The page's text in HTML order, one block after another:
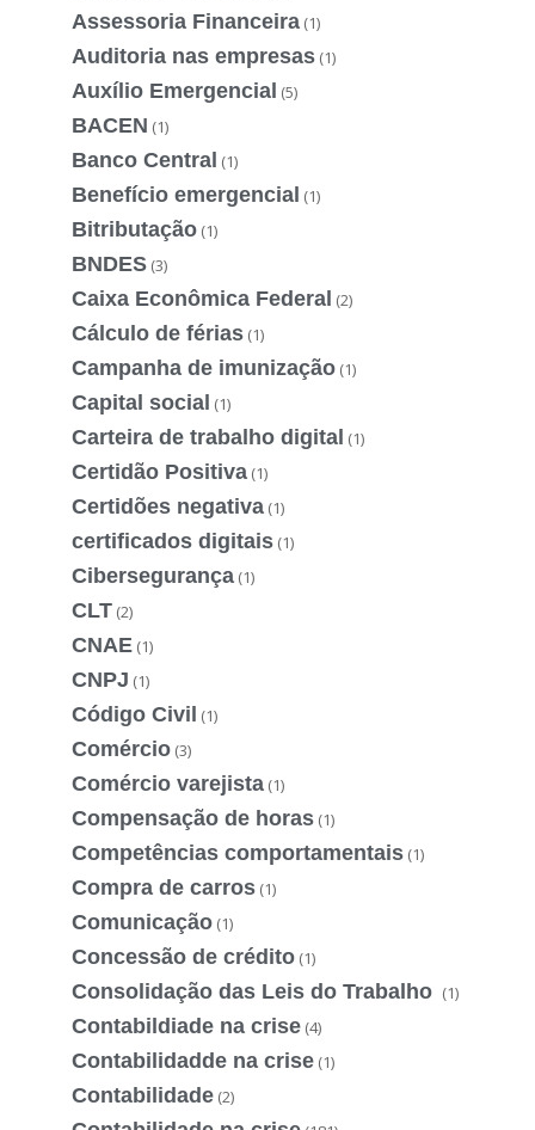
Assessoria Financeira (1)
Auditoria nas empresas (1)
Auxílio Emergencial (5)
BACEN (1)
Banco Central (1)
Benefício emergencial (1)
Bitributação (1)
BNDES (3)
Caixa Econômica Federal (2)
Cálculo de férias (1)
Campanha de imunização (1)
Capital social (1)
Carteira de trabalho digital (1)
Certidão Positiva (1)
Certidões negativa (1)
certificados digitais (1)
Cibersegurança (1)
CLT (2)
CNAE (1)
CNPJ (1)
Código Civil (1)
Comércio (3)
Comércio varejista (1)
Compensação de horas (1)
Competências comportamentais (1)
Compra de carros (1)
Comunicação (1)
Concessão de crédito (1)
Consolidação das Leis do Trabalho (1)
Contabildiade na crise (4)
Contabilidadde na crise (1)
Contabilidade (2)